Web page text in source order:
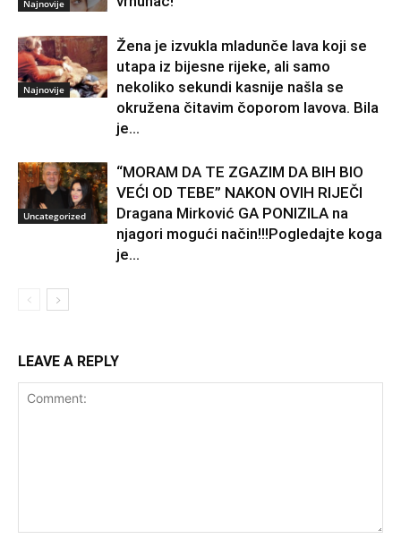
Najnovije
Najnovije
Žena je izvukla mladunče lava koji se
utapa iz bijesne rijeke, ali samo
nekoliko sekundi kasnije našla se
okružena čitavim čoporom lavova. Bila
je...
Uncategorized
“MORAM DA TE ZGAZIM DA BIH BIO
VEĆI OD TEBE” NAKON OVIH RIJEČI
Dragana Mirković GA PONIZILA na
njagori mogući način!!!Pogledajte koga
je...
LEAVE A REPLY